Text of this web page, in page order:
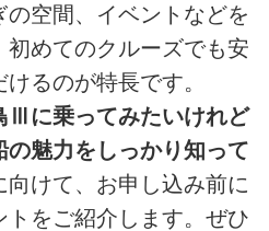
空間、イベントなどを
めてのクルーズでも安
るのが特長です。
Ⅲに乗ってみたいけれど
魅力をしっかり知って
向けて、お申し込み前に
をご紹介します。ぜひ